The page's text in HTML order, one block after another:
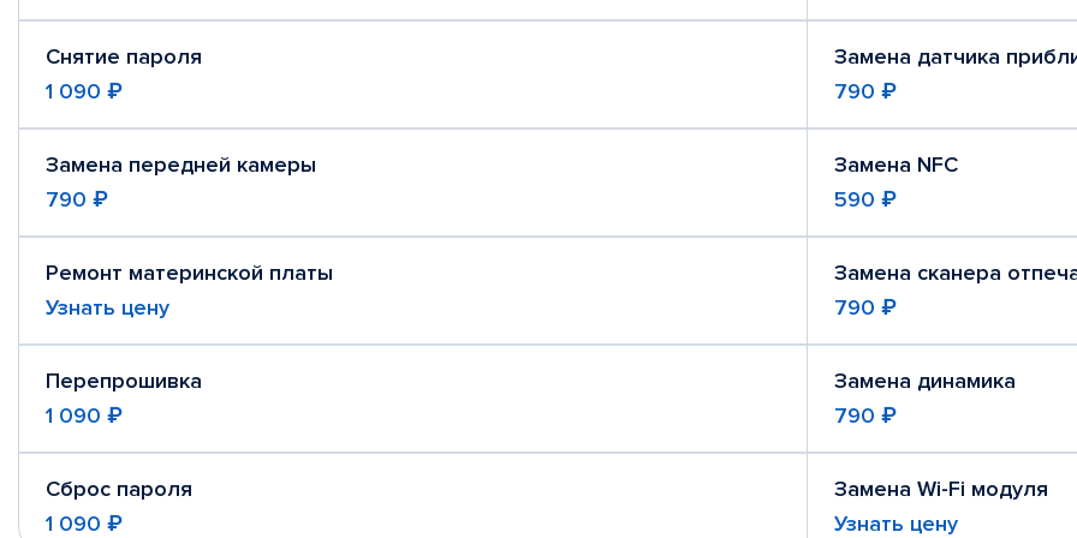
Снятие пароля
1 090 ₽
Замена датчика
790 ₽
Замена передней камеры
790 ₽
Замена NFC
590 ₽
Ремонт материнской платы
Узнать цену
Замена сканера
790 ₽
Перепрошивка
1 090 ₽
Замена динамика
790 ₽
Сброс пароля
1 090 ₽
Замена Wi-Fi модуля
Узнать цену